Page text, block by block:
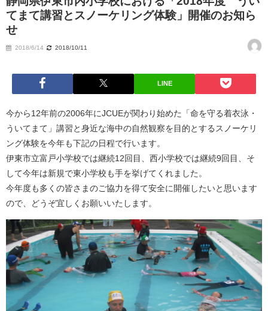
てまて講習とスノーケリング体験」開催のお知ら
せ
2018/6/14 2018/10/11
LINE
今から12年前の2006年にJCUEが関わり始めた「命を守る着衣泳・
ういてまて」講習と身近な海中の自然観察を目的とするスノーケリ
ング体験を今年も下記の日程で行います。
伊東市立富戸小学校では継続12回目、西小学校では継続9回目、そ
して今年は新規で東小学校も手を挙げてくれました。
今年度も多くの皆さまのご協力を得て安全に開催したいと思います
ので、どうぞ宜しくお願いいたします。